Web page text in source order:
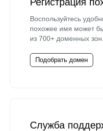
Воспользуйтесь
похожее имя может
из 700+ доменных зон.
Подобрать домен
Служба